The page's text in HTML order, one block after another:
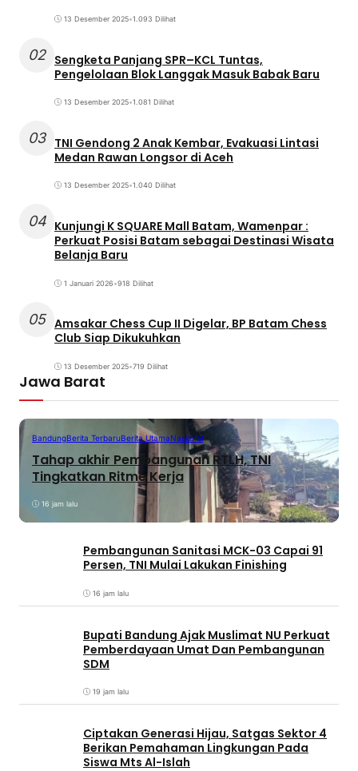
13 Desember 2025•1.093 Dilihat
02 Sengketa Panjang SPR–KCL Tuntas,
Pengelolaan Blok Langgak Masuk Babak Baru
13 Desember 2025•1.081 Dilihat
03 TNI Gendong 2 Anak Kembar, Evakuasi Lintasi
Medan Rawan Longsor di Aceh
13 Desember 2025•1.040 Dilihat
04 Kunjungi K SQUARE Mall Batam, Wamenpar :
Perkuat Posisi Batam sebagai Destinasi Wisata
Belanja Baru
1 Januari 2026•918 Dilihat
05 Amsakar Chess Cup II Digelar, BP Batam Chess
Club Siap Dikukuhkan
13 Desember 2025•719 Dilihat
Jawa Barat
BandungBerita TerbaruBerita UtamaNasional
Tahap akhir Pembangunan RTLH, TNI
Tingkatkan Ritme Kerja
16 jam lalu
Pembangunan Sanitasi MCK-03 Capai 91
Persen, TNI Mulai Lakukan Finishing
16 jam lalu
Bupati Bandung Ajak Muslimat NU Perkuat
Pemberdayaan Umat Dan Pembangunan
SDM
19 jam lalu
Ciptakan Generasi Hijau, Satgas Sektor 4
Berikan Pemahaman Lingkungan Pada
Siswa Mts Al-Islah